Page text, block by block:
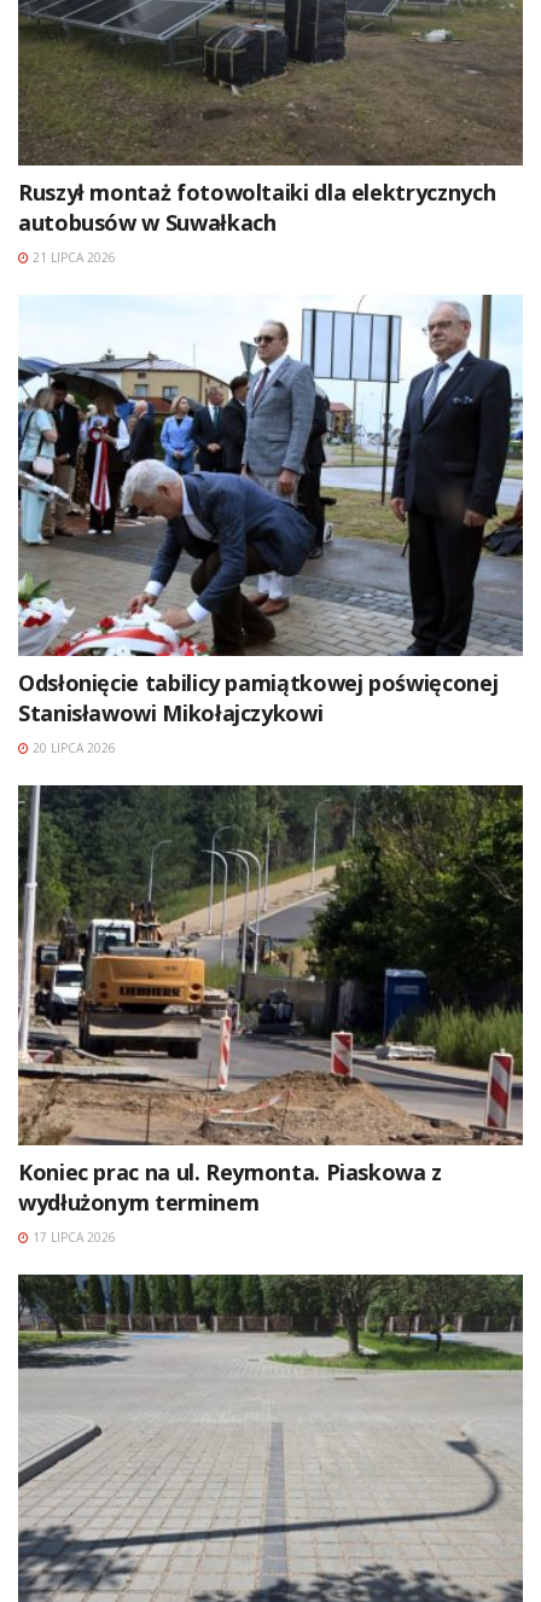
Ruszył montaż fotowoltaiki dla elektrycznych
autobusów w Suwałkach
21 LIPCA 2026
Odsłonięcie tabilicy pamiątkowej poświęconej
Stanisławowi Mikołajczykowi
20 LIPCA 2026
Koniec prac na ul. Reymonta. Piaskowa z
wydłużonym terminem
17 LIPCA 2026